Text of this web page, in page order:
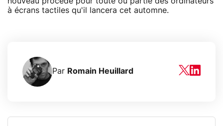
à écrans tactiles qu'il lancera cet automne.
Par Romain Heuillard